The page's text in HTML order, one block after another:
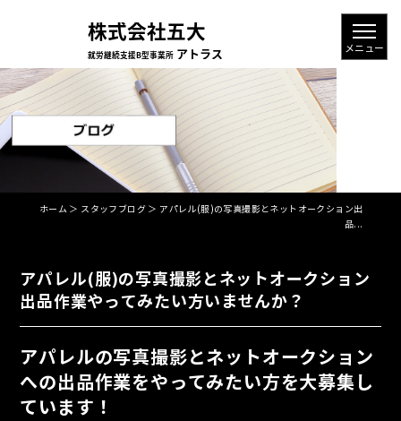
ホーム ＞ スタッフブログ ＞ アパレル(服)の写真撮影とネットオークション出
品...
アパレル(服)の写真撮影とネットオークション
出品作業やってみたい方いませんか？
アパレルの写真撮影とネットオークション
への出品作業をやってみたい方を大募集し
ています！